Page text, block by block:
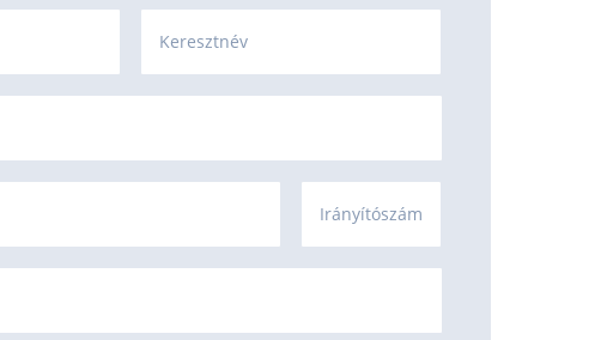
Keresztnév
Irányítószám